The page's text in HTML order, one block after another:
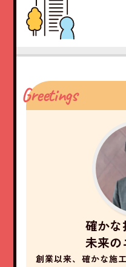
Greetings
確かな
未来の
創業以来、確かな施